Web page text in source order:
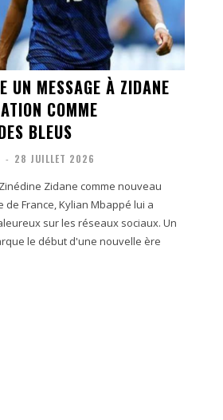
UN MESSAGE À ZIDANE
COMME
BLEUS
- 28 JUILLET 2026
Zidane comme nouveau
France, Kylian Mbappé lui a
sur les réseaux sociaux. Un
le début d'une nouvelle ère